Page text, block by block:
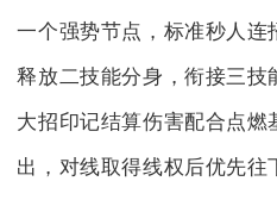
一个强势节点，标准秒人连
释放二技能分身，衔接三技
大招印记结算伤害配合点燃
出，对线取得线权后优先往